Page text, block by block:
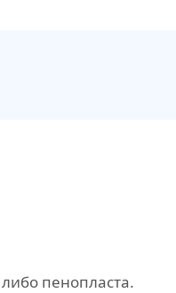
пенопласта.